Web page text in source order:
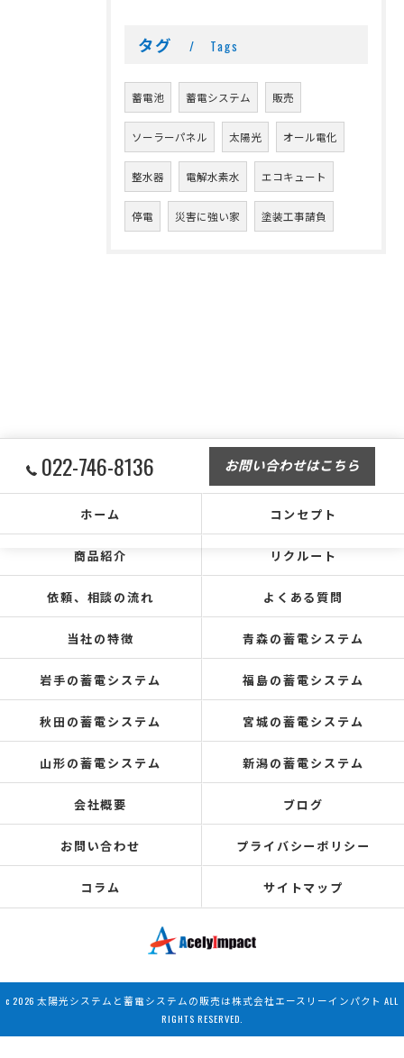
タグ Tags
蓄電池 蓄電システム 販売
ソーラーパネル 太陽光 オール電化
整水器 電解水素水 エコキュート
停電 災害に強い家 塗装工事請負
022-746-8136 お問い合わせはこちら
ホーム コンセプト
商品紹介 リクルート
依頼、相談の流れ よくある質問
当社の特徴 青森の蓄電システム
岩手の蓄電システム 福島の蓄電システム
秋田の蓄電システム 宮城の蓄電システム
山形の蓄電システム 新潟の蓄電システム
会社概要 ブログ
お問い合わせ プライバシーポリシー
コラム サイトマップ
c 2026 太陽光システムと蓄電システムの販売は株式会社エースリーインパクト ALL
RIGHTS RESERVED.